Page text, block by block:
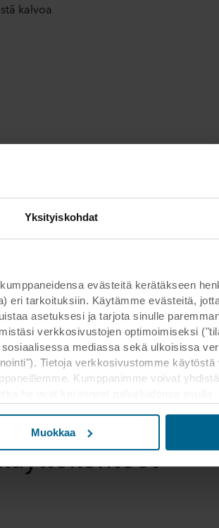
Yksityiskohdat
evästeitä kerätäkseen
eri tarkoituksiin. Käytämme evästeitä,
asetuksesi ja tarjota sinulle
verkkosivustojen optimoimiseksi
mediassa sekä ulkoisissa
Tietoja verkkosivustomme käytöstä
Kumppanimme voivat
säilyy tallennettuna päätelaitteellesi.
Muokkaa
kalvoa
Valkoinen
85